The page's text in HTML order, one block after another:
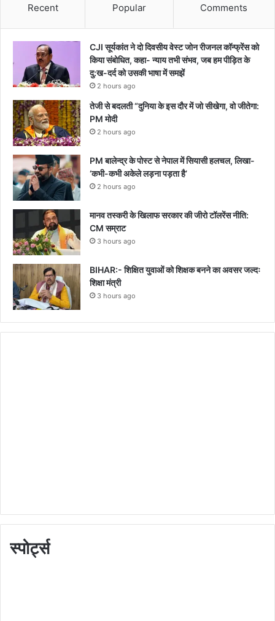
Recent Popular Comments
CJI सूर्यकांत ने दो दिवसीय वेस्ट जोन रीजनल कॉन्फ्रेंस को
किया संबोधित, कहा- न्याय तभी संभव, जब हम पीड़ित के
दु:ख-दर्द को उसकी भाषा में समझें
2 hours ago
तेजी से बदलती “दुनिया के इस दौर में जो सीखेगा, वो जीतेगा:
PM मोदी
2 hours ago
PM बालेन्द्र के पोस्ट से नेपाल में सियासी हलचल, लिखा-
‘कभी-कभी अकेले लड़ना पड़ता है’
2 hours ago
मानव तस्करी के खिलाफ सरकार की जीरो टॉलरेंस नीति:
CM सम्राट
3 hours ago
BIHAR:- शिक्षित युवाओं को शिक्षक बनने का अवसर जल्दः
शिक्षा मंत्री
3 hours ago
स्पोर्ट्स